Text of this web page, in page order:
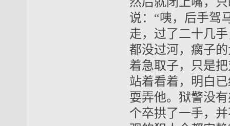
说：“咦，后手驾
走，过了二十几
都没过河，瘸子
着急取子，只是
站着看着，明白
耍弄他。狱警没
个卒拱了一手，